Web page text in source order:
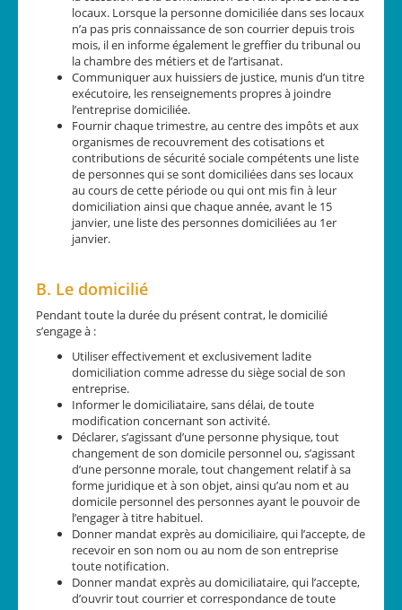
locaux. Lorsque la personne domiciliée dans ses locaux
n’a pas pris connaissance de son courrier depuis trois
mois, il en informe également le greffier du tribunal ou
la chambre des métiers et de l’artisanat.
Communiquer aux huissiers de justice, munis d’un titre
exécutoire, les renseignements propres à joindre
l’entreprise domiciliée.
Fournir chaque trimestre, au centre des impôts et aux
organismes de recouvrement des cotisations et
contributions de sécurité sociale compétents une liste
de personnes qui se sont domiciliées dans ses locaux
au cours de cette période ou qui ont mis fin à leur
domiciliation ainsi que chaque année, avant le 15
janvier, une liste des personnes domiciliées au 1er
janvier.
B. Le domicilié
Pendant toute la durée du présent contrat, le domicilié
s’engage à :
Utiliser effectivement et exclusivement ladite
domiciliation comme adresse du siège social de son
entreprise.
Informer le domiciliataire, sans délai, de toute
modification concernant son activité.
Déclarer, s’agissant d’une personne physique, tout
changement de son domicile personnel ou, s’agissant
d’une personne morale, tout changement relatif à sa
forme juridique et à son objet, ainsi qu’au nom et au
domicile personnel des personnes ayant le pouvoir de
l’engager à titre habituel.
Donner mandat exprès au domiciliaire, qui l’accepte, de
recevoir en son nom ou au nom de son entreprise
toute notification.
Donner mandat exprès au domiciliataire, qui l’accepte,
d’ouvrir tout courrier et correspondance de toute